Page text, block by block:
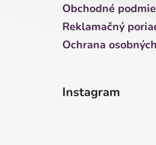
Obchodné
Reklamačný
Ochrana
Instagram